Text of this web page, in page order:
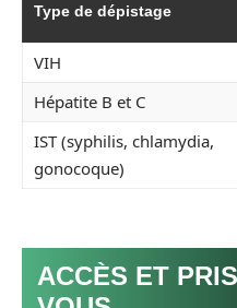
Type de dépistage
VIH
Hépatite B et C
IST (syphilis, chlamydia,
gonocoque)
ACCÈS ET